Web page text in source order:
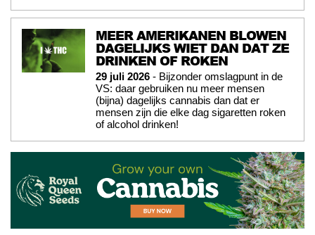
MEER AMERIKANEN BLOWEN
DAGELIJKS WIET DAN DAT ZE
DRINKEN OF ROKEN
29 juli 2026 - Bijzonder omslagpunt in de
VS: daar gebruiken nu meer mensen
(bijna) dagelijks cannabis dan dat er
mensen zijn die elke dag sigaretten roken
of alcohol drinken!